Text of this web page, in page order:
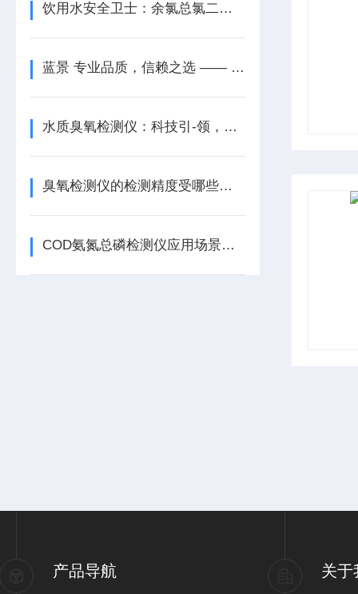
饮用水安全卫士：余氯总氯二氧化氯臭氧检测仪
蓝景 专业品质，信赖之选 —— 水质臭氧检测仪
水质臭氧检测仪：科技引-领，守护碧水
臭氧检测仪的检测精度受哪些环境因素影响？
COD氨氮总磷检测仪应用场景有哪些？
产品导航 关于